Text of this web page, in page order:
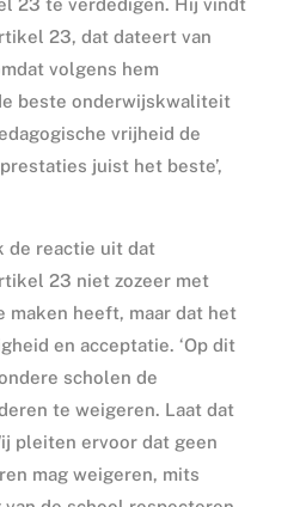
23 te verdedigen. Hij vindt
23, dat dateert van
volgens hem
beste onderwijskwaliteit
vrijheid de
juist het beste’,
de reactie uit dat
23 niet zozeer met
heeft, maar dat het
en acceptatie. ‘Op dit
scholen de
te weigeren. Laat dat
pleiten ervoor dat geen
mag weigeren, mits